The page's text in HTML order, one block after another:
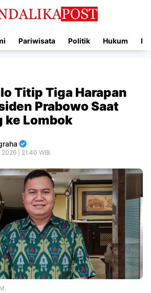
Pariwisata Politik Hukum
Titip Tiga Harapan
Prabowo Saat
ke Lombok
| 21.40 WIB